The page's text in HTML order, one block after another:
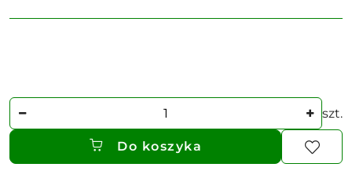
Ilość szt.
Do koszyka